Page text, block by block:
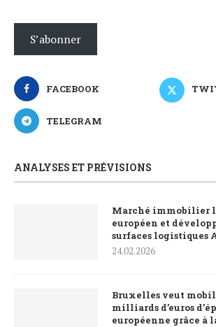
S’abonner
FACEBOOK
TELEGRAM
ANALYSES ET PRÉVISIONS
Marché immobilier
européen et
surfaces logistiques
24.02.2026
Bruxelles veut
milliards d’euros
européenne grâce à